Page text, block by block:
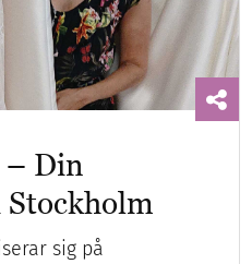
– Din
sig på